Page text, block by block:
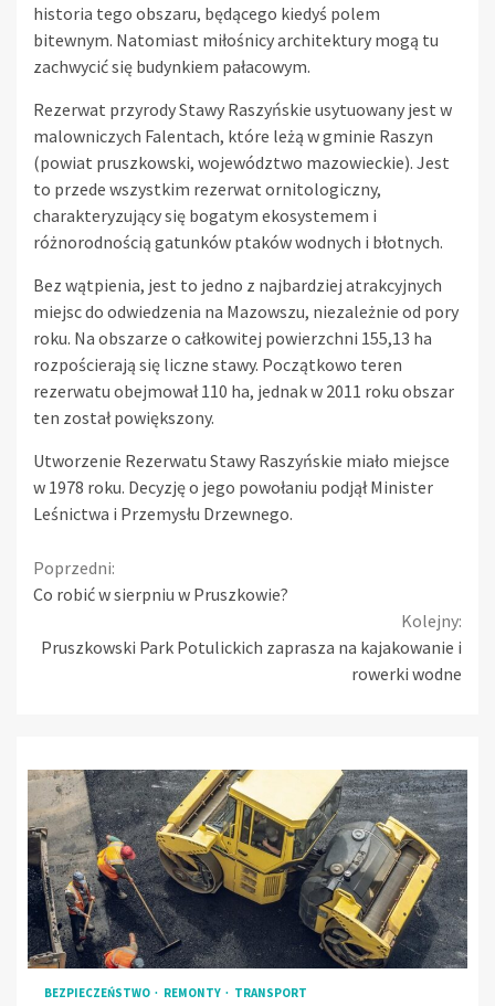
historia tego obszaru, będącego kiedyś polem
bitewnym. Natomiast miłośnicy architektury mogą tu
zachwycić się budynkiem pałacowym.
Rezerwat przyrody Stawy Raszyńskie usytuowany jest w
malowniczych Falentach, które leżą w gminie Raszyn
(powiat pruszkowski, województwo mazowieckie). Jest
to przede wszystkim rezerwat ornitologiczny,
charakteryzujący się bogatym ekosystemem i
różnorodnością gatunków ptaków wodnych i błotnych.
Bez wątpienia, jest to jedno z najbardziej atrakcyjnych
miejsc do odwiedzenia na Mazowszu, niezależnie od pory
roku. Na obszarze o całkowitej powierzchni 155,13 ha
rozpościerają się liczne stawy. Początkowo teren
rezerwatu obejmował 110 ha, jednak w 2011 roku obszar
ten został powiększony.
Utworzenie Rezerwatu Stawy Raszyńskie miało miejsce
w 1978 roku. Decyzję o jego powołaniu podjął Minister
Leśnictwa i Przemysłu Drzewnego.
Continue
Reading
Poprzedni:
Co robić w sierpniu w Pruszkowie?
Kolejny:
Pruszkowski Park Potulickich zaprasza na kajakowanie i
rowerki wodne
BEZPIECZEŃSTWO REMONTY TRANSPORT